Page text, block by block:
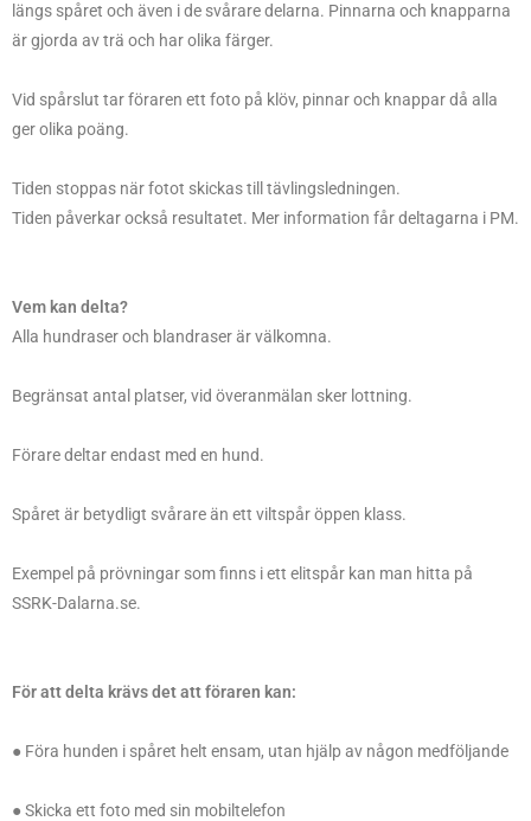
längs spåret och även i de svårare delarna. Pinnarna och knapparna
är gjorda av trä och har olika färger.
Vid spårslut tar föraren ett foto på klöv, pinnar och knappar då alla
ger olika poäng.
Tiden stoppas när fotot skickas till tävlingsledningen.
Tiden påverkar också resultatet. Mer information får deltagarna i PM.
Vem kan delta?
Alla hundraser och blandraser är välkomna.
Begränsat antal platser, vid överanmälan sker lottning.
Förare deltar endast med en hund.
Spåret är betydligt svårare än ett viltspår öppen klass.
Exempel på prövningar som finns i ett elitspår kan man hitta på
SSRK-Dalarna.se.
För att delta krävs det att föraren kan:
● Föra hunden i spåret helt ensam, utan hjälp av någon medföljande
● Skicka ett foto med sin mobiltelefon